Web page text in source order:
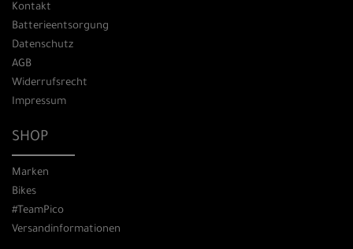
Kontakt
Batterieentsorgung
Datenschutz
AGB
Widerrufsrecht
Impressum
SHOP
Marken
Bikes
#TeamPico
Versandinformationen